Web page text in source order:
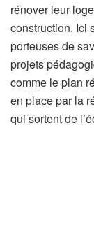
rénover leur
construction. Ici
porteuses de
projets
comme le plan
en place par la
qui sortent de